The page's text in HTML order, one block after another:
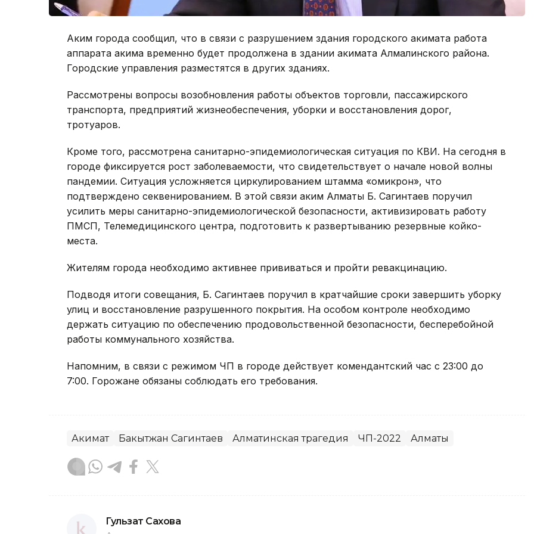
Аким города сообщил, что в связи с разрушением здания городского акимата работа
аппарата акима временно будет продолжена в здании акимата Алмалинского района.
Городские управления разместятся в других зданиях.
Рассмотрены вопросы возобновления работы объектов торговли, пассажирского
транспорта, предприятий жизнеобеспечения, уборки и восстановления дорог,
тротуаров.
Кроме того, рассмотрена санитарно-эпидемиологическая ситуация по КВИ. На сегодня в
городе фиксируется рост заболеваемости, что свидетельствует о начале новой волны
пандемии. Ситуация усложняется циркулированием штамма «омикрон», что
подтверждено секвенированием. В этой связи аким Алматы Б. Сагинтаев поручил
усилить меры санитарно-эпидемиологической безопасности, активизировать работу
ПМСП, Телемедицинского центра, подготовить к развертыванию резервные койко-
места.
Жителям города необходимо активнее прививаться и пройти ревакцинацию.
Подводя итоги совещания, Б. Сагинтаев поручил в кратчайшие сроки завершить уборку
улиц и восстановление разрушенного покрытия. На особом контроле необходимо
держать ситуацию по обеспечению продовольственной безопасности, бесперебойной
работы коммунального хозяйства.
Напомним, в связи с режимом ЧП в городе действует комендантский час с 23:00 до
7:00. Горожане обязаны соблюдать его требования.
Акимат Бакытжан Сагинтаев Алматинская трагедия ЧП-2022 Алматы
Гульзат Сахова